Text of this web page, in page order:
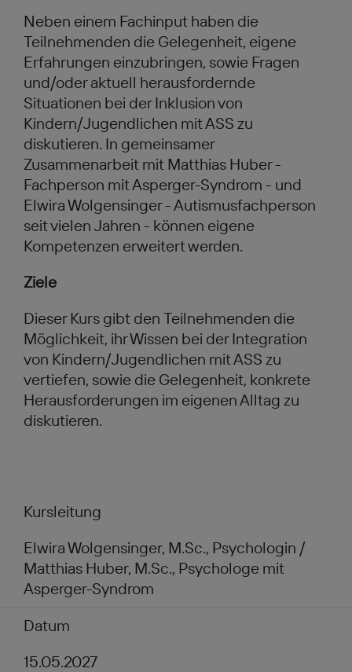
Neben einem Fachinput haben die
Teilnehmenden die Gelegenheit, eigene
Erfahrungen einzubringen, sowie Fragen
und/oder aktuell herausfordernde
Situationen bei der Inklusion von
Kindern/Jugendlichen mit ASS zu
diskutieren. In gemeinsamer
Zusammenarbeit mit Matthias Huber -
Fachperson mit Asperger-Syndrom - und
Elwira Wolgensinger - Autismusfachperson
seit vielen Jahren - können eigene
Kompetenzen erweitert werden.
Ziele
Dieser Kurs gibt den Teilnehmenden die
Möglichkeit, ihr Wissen bei der Integration
von Kindern/Jugendlichen mit ASS zu
vertiefen, sowie die Gelegenheit, konkrete
Herausforderungen im eigenen Alltag zu
diskutieren.
Kursleitung
Elwira Wolgensinger, M.Sc., Psychologin /
Matthias Huber, M.Sc., Psychologe mit
Asperger-Syndrom
Datum
15.05.2027